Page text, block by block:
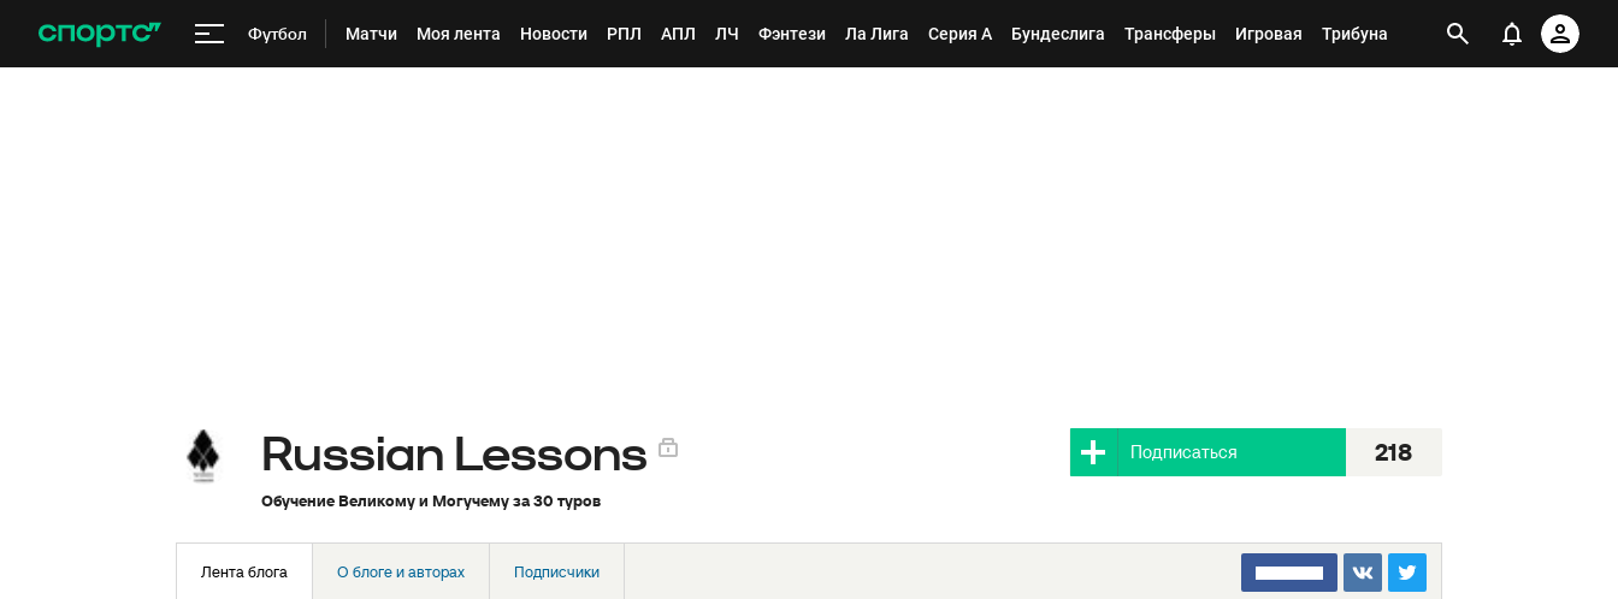
Футбол Матчи Моя лента Новости РПЛ АПЛ ЛЧ Фэнтези Ла Лига Серия А Бундеслига Трансферы Игровая Трибуна
Russian Lessons
Обучение Великому и Могучему за 30 туров
Подписаться 218
Лента блога О блоге и авторах Подписчики □□□□□□□□